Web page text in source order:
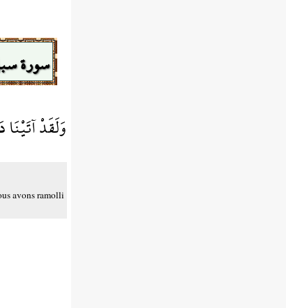
سورة
وَلَقَدْ
avons ramolli